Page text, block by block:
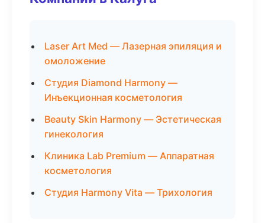
Laser Art Med — Лазерная эпиляция и
омоложение
Студия Diamond Harmony —
Инъекционная косметология
Beauty Skin Harmony — Эстетическая
гинекология
Клиника Lab Premium — Аппаратная
косметология
Студия Harmony Vita — Трихология